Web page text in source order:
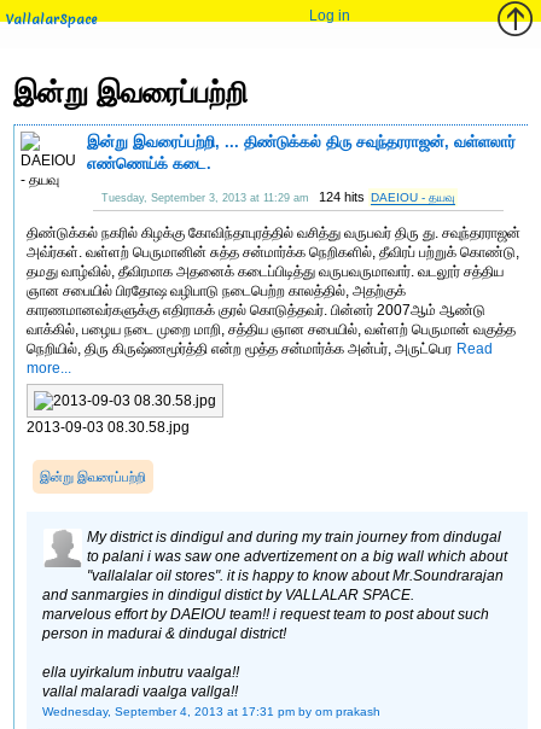
VallalarSpace Log in
இன்று இவரைப்பற்றி
இன்று இவரைப்பற்றி, ... திண்டுக்கல் திரு சவுந்தரராஜன், வள்ளலார்
எண்ணெய்க் கடை.
Tuesday, September 3, 2013 at 11:29 am 124 hits DAEIOU - தயவு
திண்டுக்கல் நகரில் கிழக்கு கோவிந்தாபுரத்தில் வசித்து வருபவர் திரு து. சவுந்தரராஜன்
அவ்ர்கள். வள்ளற் பெருமானின் சுத்த சன்மார்க்க நெறிகளில், தீவிரப் பற்றுக் கொண்டு,
தமது வாழ்வில், தீவிரமாக அதனைக் கடைப்பிடித்து வருபவருமாவார். வடலூர் சத்திய
ஞான சபையில் பிரதோஷ வழிபாடு நடைபெற்ற காலத்தில், அதற்குக்
காரணமானவர்களுக்கு எதிராகக் குரல் கொடுத்தவர். பின்னர் 2007ஆம் ஆண்டு
வாக்கில், பழைய நடை முறை மாறி, சத்திய ஞான சபையில், வள்ளற் பெருமான் வகுத்த
நெறியில், திரு கிருஷ்ணமூர்த்தி என்ற மூத்த சன்மார்க்க அன்பர், அருட்பெர Read
more...
2013-09-03 08.30.58.jpg
இன்று இவரைப்பற்றி
My district is dindigul and during my train journey from dindugal
to palani i was saw one advertizement on a big wall which about
"vallalalar oil stores". it is happy to know about Mr.Soundrarajan
and sanmargies in dindigul distict by VALLALAR SPACE.
marvelous effort by DAEIOU team!! i request team to post about such
person in madurai & dindugal district!
ella uyirkalum inbutru vaalga!!
vallal malaradi vaalga vallga!!
Wednesday, September 4, 2013 at 17:31 pm by om prakash